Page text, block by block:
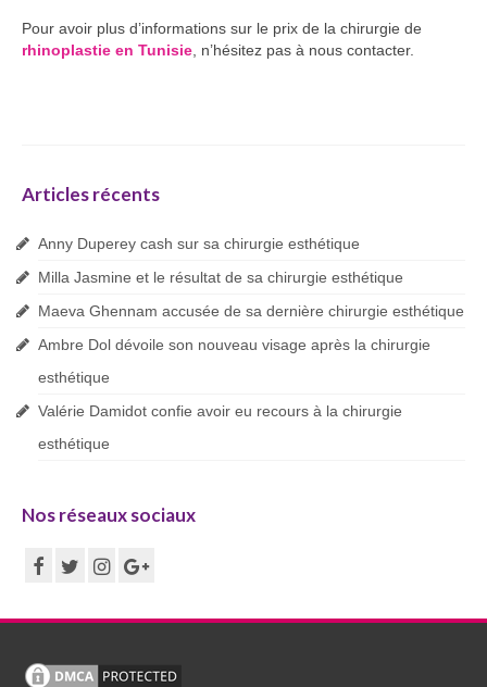
Pour avoir plus d’informations sur le prix de la chirurgie de
rhinoplastie en Tunisie, n’hésitez pas à nous contacter.
Articles récents
Anny Duperey cash sur sa chirurgie esthétique
Milla Jasmine et le résultat de sa chirurgie esthétique
Maeva Ghennam accusée de sa dernière chirurgie esthétique
Ambre Dol dévoile son nouveau visage après la chirurgie
esthétique
Valérie Damidot confie avoir eu recours à la chirurgie
esthétique
Nos réseaux sociaux